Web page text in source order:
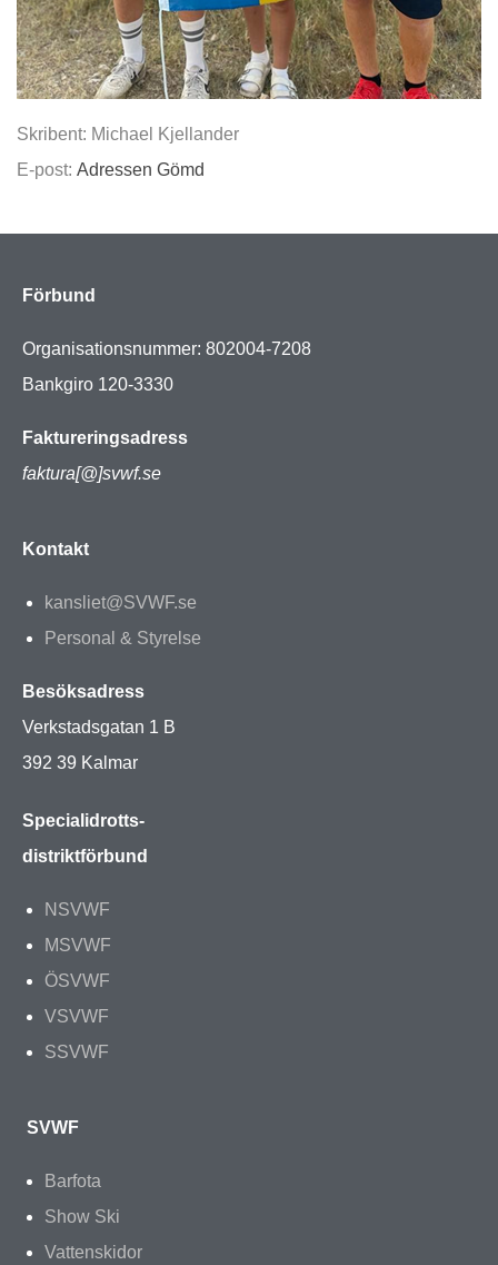
Skribent: Michael Kjellander
E-post: Adressen Gömd
Förbund
Organisationsnummer: 802004-7208
Bankgiro 120-3330
Faktureringsadress
faktura[@]svwf.se
Kontakt
kansliet@SVWF.se
Personal & Styrelse
Besöksadress
Verkstadsgatan 1 B
392 39 Kalmar
Specialidrotts-
distriktförbund
NSVWF
MSVWF
ÖSVWF
VSVWF
SSVWF
SVWF
Barfota
Show Ski
Vattenskidor